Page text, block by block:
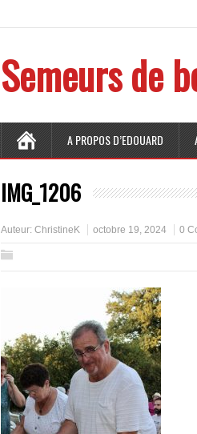
Semeurs de
A PROPOS D’EDOUARD
IMG_1206
Auteur: ChristineK octobre 19, 2024 0